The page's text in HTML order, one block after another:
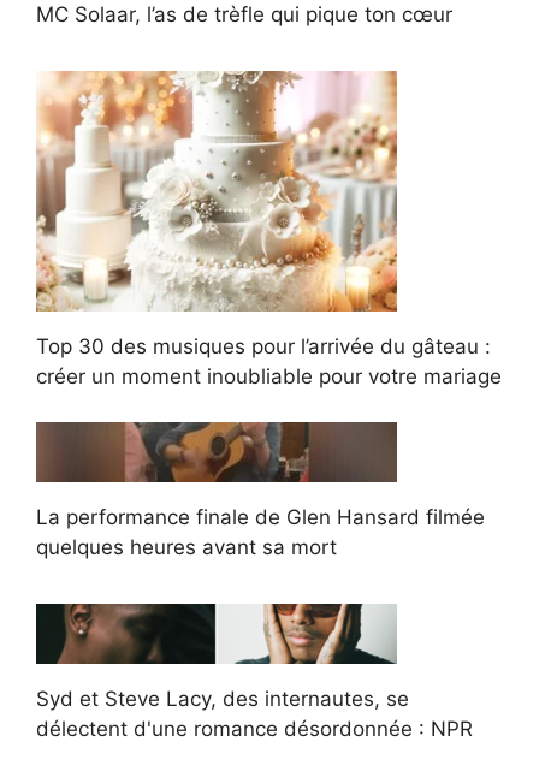
MC Solaar, l’as de trèfle qui pique ton cœur
Top 30 des musiques pour l’arrivée du gâteau :
créer un moment inoubliable pour votre mariage
La performance finale de Glen Hansard filmée
quelques heures avant sa mort
Syd et Steve Lacy, des internautes, se
délectent d'une romance désordonnée : NPR